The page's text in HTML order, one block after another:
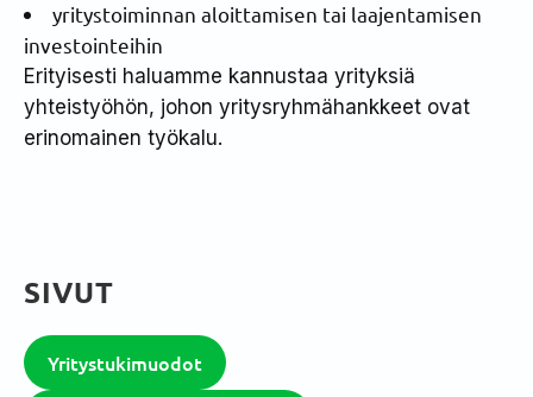
yritystoiminnan aloittamisen tai laajentamisen
investointeihin
Erityisesti haluamme kannustaa yrityksiä
yhteistyöhön, johon yritysryhmähankkeet ovat
erinomainen työkalu.
SIVUT
Yritystukimuodot